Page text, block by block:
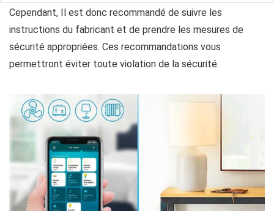
Cependant, Il est donc recommandé de suivre les
instructions du fabricant et de prendre les mesures de
sécurité appropriées. Ces recommandations vous
permettront éviter toute violation de la sécurité.